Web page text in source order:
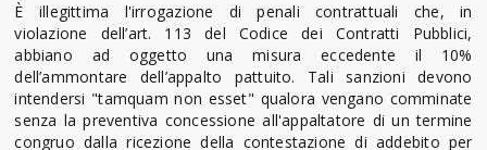
È illegittima l'irrogazione di penali contrattuali che, in
violazione dell’art. 113 del Codice dei Contratti Pubblici,
abbiano ad oggetto una misura eccedente il 10%
dell’ammontare dell’appalto pattuito. Tali sanzioni devono
intendersi "tamquam non esset" qualora vengano comminate
senza la preventiva concessione all'appaltatore di un termine
congruo dalla ricezione della contestazione di addebito per